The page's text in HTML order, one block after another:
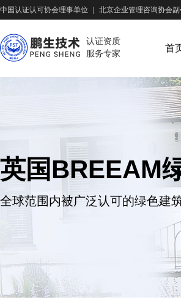
中国认证认可协会理事单位 北京企业管理咨询协会
认证资质
服务专家
首
英国BREEAM
全球范围内被广泛认可的绿色建